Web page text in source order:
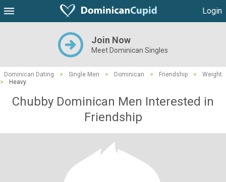
Login
Join Now
Meet Dominican Singles
Dominican Dating > Single Men > Dominican > Friendship >
Weight
>
Heavy
Chubby Dominican Men Interested in
Friendship